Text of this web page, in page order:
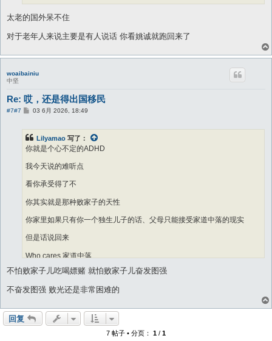
太老的国外呆不住
对于老年人来说主要是有人说话 你看姚诚就跑回来了
woaibainiu
中坚
Re: 哎，还是得出国移民
#7#7
帖
03 6月 2026, 18:49
Lilyamao 写了：
你就是个心不定的ADHD
我今天说的难听点
看你承受得了不
你其实就是那种败家子的天性
你家里如果只有你一个独生儿子的话、父母只能接受家道中落的现实
但是话说回来
Who cares 家道中落
我不是骂你，我自己家儿子也一样，我的打算就是给他留一半钱，做成小
trust、 每月给他钱，让他将来有个安稳的收入
不怕败家子儿吃喝嫖赌 就怕败家子儿奋发图强
不奋发图强 败光还是非常困难的
回复
7 帖子 • 分页： 1 / 1